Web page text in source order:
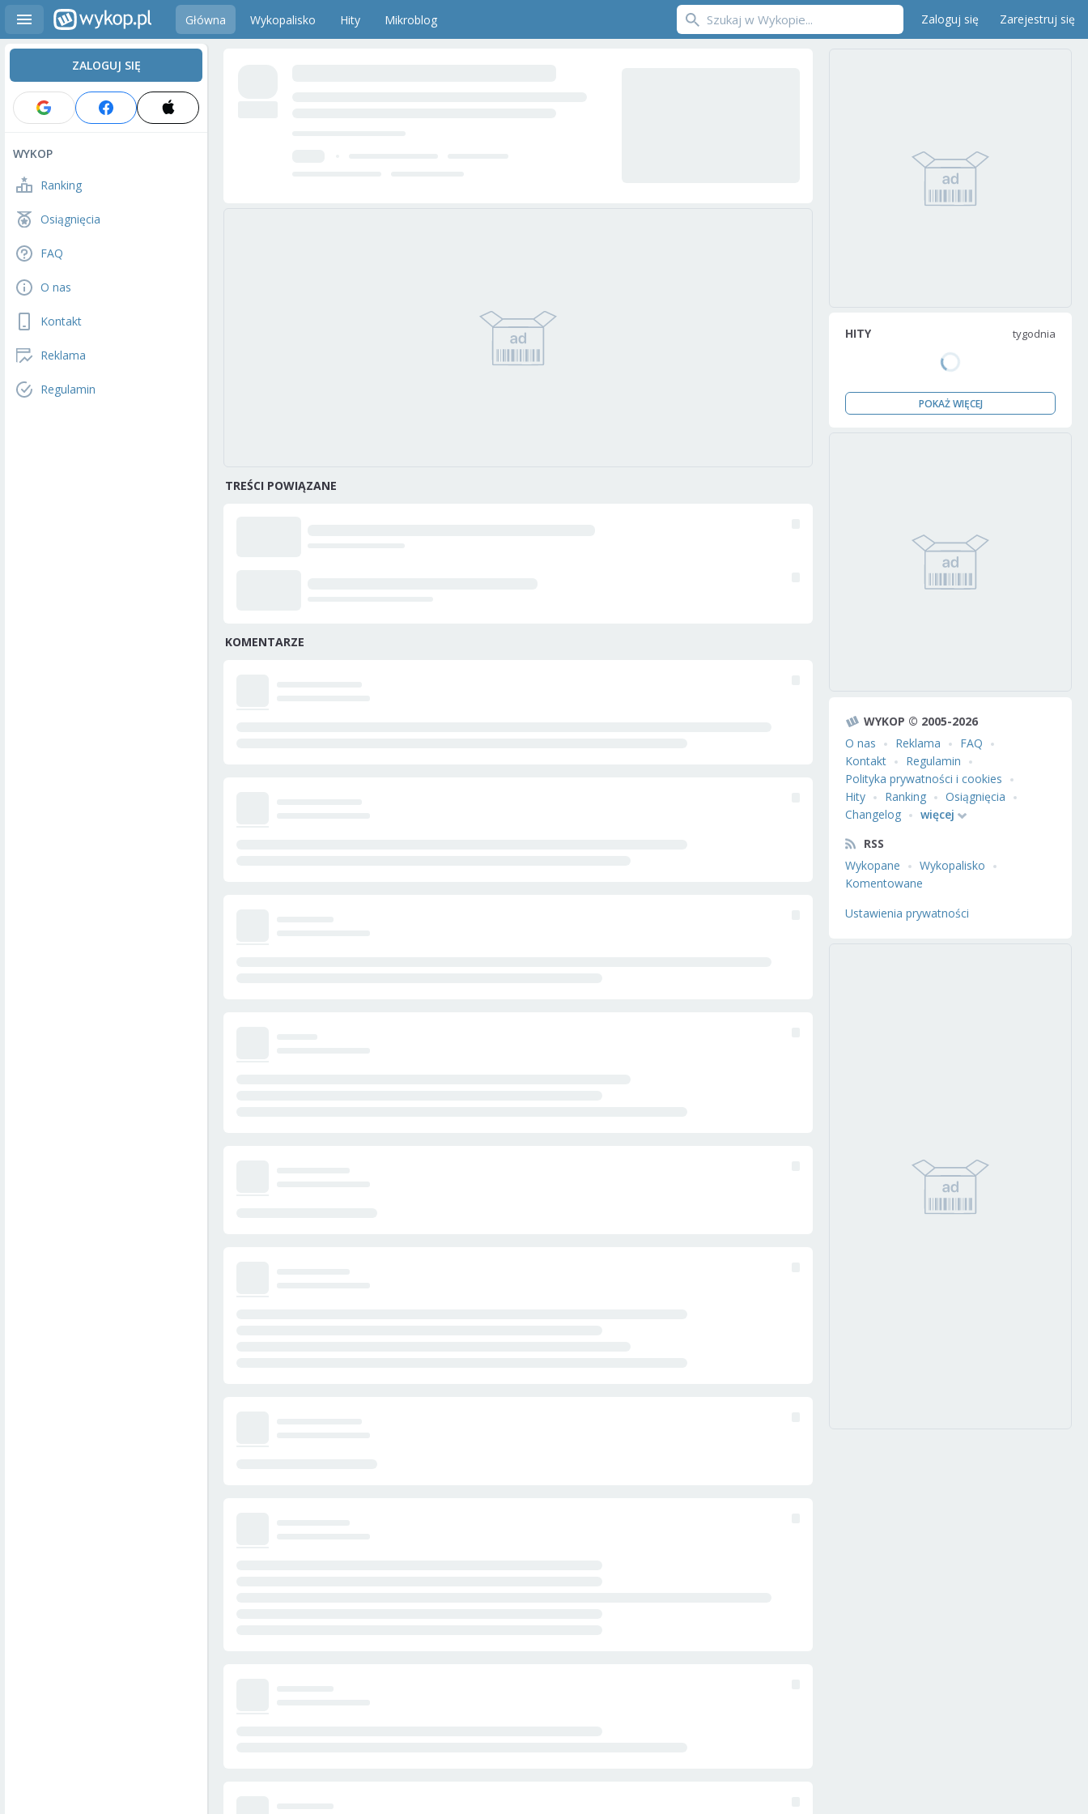
Główna Wykopalisko Hity Mikroblog Zaloguj się Zarejestruj się
ZALOGUJ SIĘ
WYKOP
Ranking
Osiągnięcia
FAQ
O nas
Kontakt
Reklama
Regulamin
TREŚCI POWIĄZANE
KOMENTARZE
HITY tygodnia
POKAŻ WIĘCEJ
WYKOP © 2005-2026
O nas
Reklama
FAQ
Kontakt
Regulamin
Polityka prywatności i cookies
Hity
Ranking
Osiągnięcia
Changelog
więcej
RSS
Wykopane
Wykopalisko
Komentowane
Ustawienia prywatności